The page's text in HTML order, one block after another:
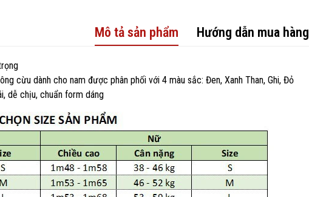
Mô tả sản phẩm Hướng dẫn mua hàng
cừu dành cho nam được phân phối với 4 màu sắc: Đen, Xanh Than, Ghi, Đỏ
dễ chịu, chuẩn form dáng